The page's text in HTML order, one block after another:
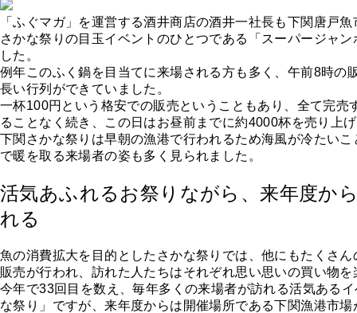
「ふぐマガ」を運営する酒井商店の酒井一社長も下関唐戸
さかな祭りの目玉イベントのひとつである「スーパージャ
した。
例年このふく鍋を目当てに来場される方も多く、午前8時の
長い行列ができていました。
一杯100円という格安での販売ということもあり、全て完売
ることなく続き、この日はお昼前までに約4000杯を売り上
下関さかな祭りは早朝の漁港で行われるため海風が冷たい
で暖を取る来場者の姿も多く見られました。
活気あふれるお祭りながら、来年度か
れる
魚の消費拡大を目的としたさかな祭りでは、他にもたくさ
販売が行われ、訪れた人たちはそれぞれ思い思いの買い物
今年で33回目を数え、毎年多くの来場者が訪れる活気ある
な祭り」ですが、来年度からは開催場所である下関漁港市